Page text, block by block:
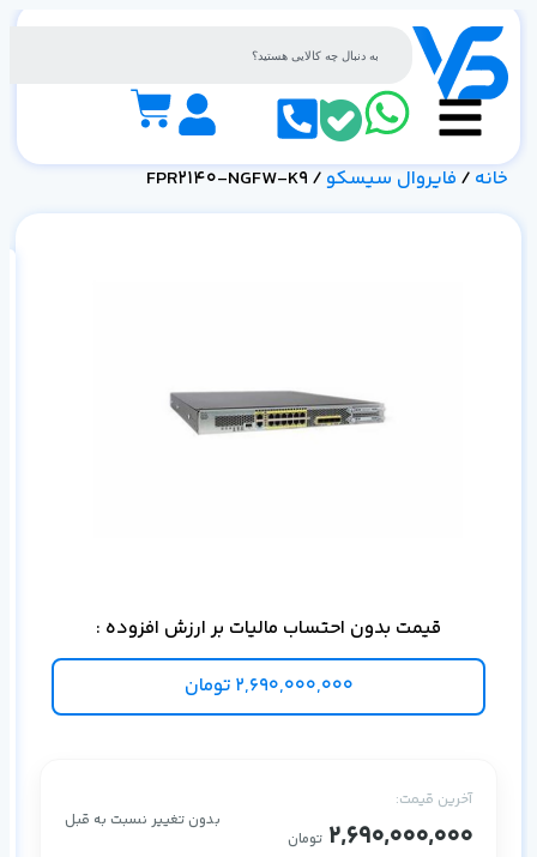
خانه / فایروال سیسکو/ FPR2140-NGFW-K9
قیمت بدون احتساب مالیات بر ارزش افزوده :
2,690,000,000 تومان
آخرین قیمت:
2,690,000,000 تومان
بدون تغییر نسبت به قبل